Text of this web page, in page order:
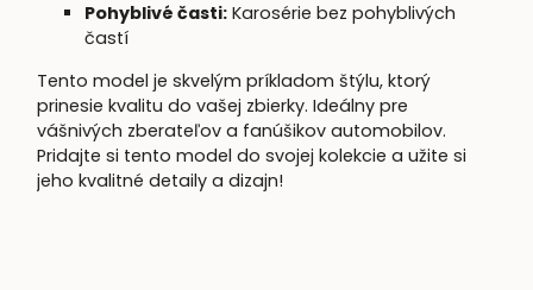
Pohyblivé časti: Karosérie bez pohyblivých
častí
Tento model je skvelým príkladom štýlu, ktorý
prinesie kvalitu do vašej zbierky. Ideálny pre
vášnivých zberateľov a fanúšikov automobilov.
Pridajte si tento model do svojej kolekcie a užite si
jeho kvalitné detaily a dizajn!